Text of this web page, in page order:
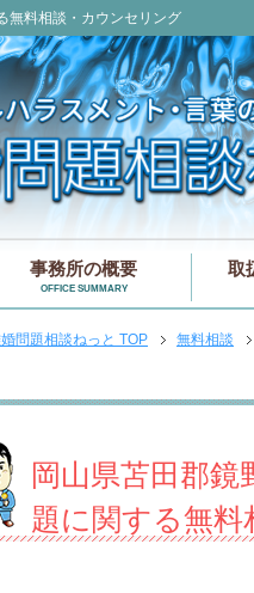
無料相談・カウンセリング
事務所の概要
OFFICE SUMMARY
取
問題相談ねっと TOP 無料相談
岡山県苫田郡鏡
題に関する無